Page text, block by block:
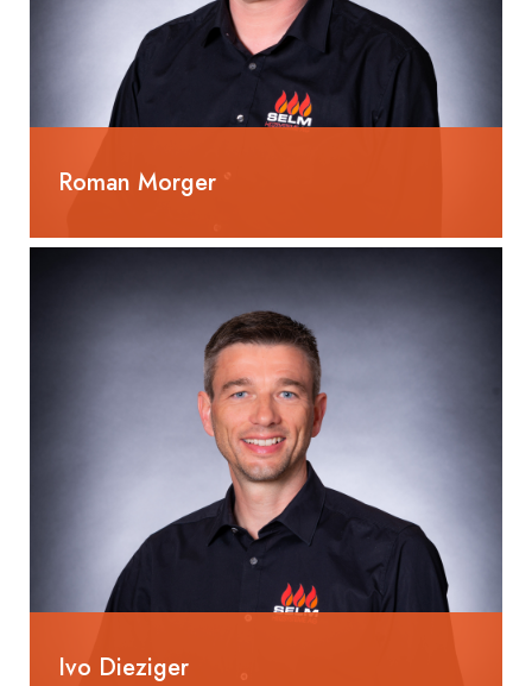
Roman Morger
Geschäftsleitung/Inhaber
Eidg. dipl. Haustechnikinstallateur
Ivo Dieziger